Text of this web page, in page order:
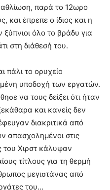
παρά το 12ωρο
και έπρεπε ο ίδιος και η
όλο το βράδυ για
στη διάθεσή του.
πάλι το ορυχείο
υποδοχή των εργατών.
να τους δείξει ότι ήταν
και κανείς δεν
διακριτικά από
απασχολημένοι στις
του Χιρστ κάλυψαν
τίτλους για τη θερμή
μεγιστάνας από
του…